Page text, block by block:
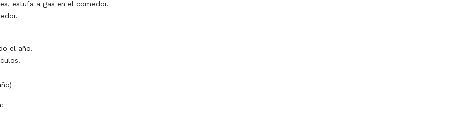
estufa a gas en el comedor.
el año.